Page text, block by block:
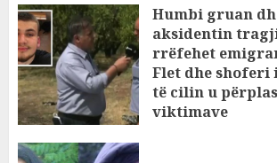
Humbi gruan
aksidentin
rrëfehet
Flet dhe shoferi
të cilin u
viktimave